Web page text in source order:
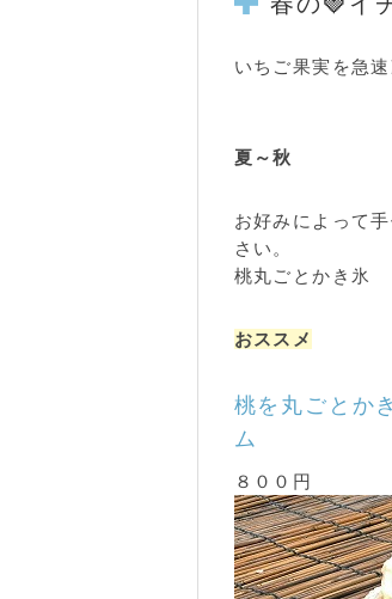
いちご果実を急
夏～秋
お好みによって
さい。
桃丸ごとかき氷
おススメ
桃を丸ごとか
ム
８００円